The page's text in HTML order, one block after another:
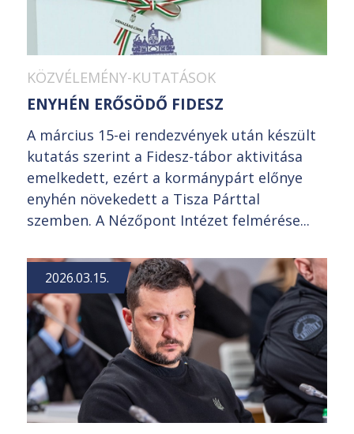
KÖZVÉLEMÉNY-KUTATÁSOK
ENYHÉN ERŐSÖDŐ FIDESZ
A március 15-ei rendezvények után készült
kutatás szerint a Fidesz-tábor aktivitása
emelkedett, ezért a kormánypárt előnye
enyhén növekedett a Tisza Párttal
szemben. A Nézőpont Intézet felmérése...
2026.03.15.